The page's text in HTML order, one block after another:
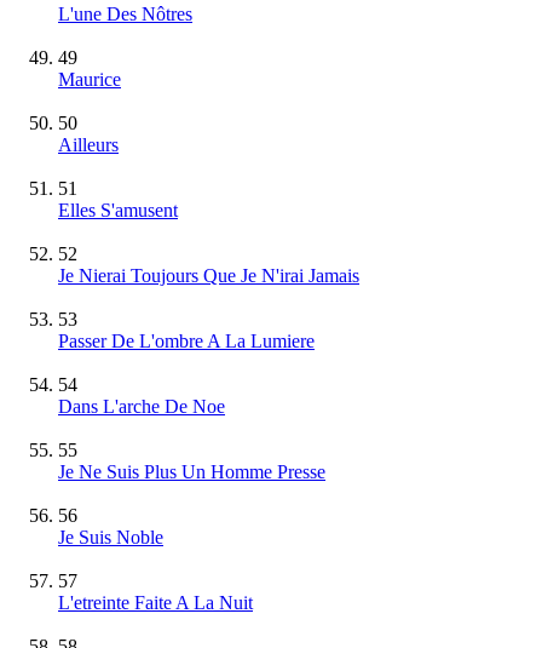
L'une Des Nôtres
49
Maurice
50
Ailleurs
51
Elles S'amusent
52
Je Nierai Toujours Que Je N'irai Jamais
53
Passer De L'ombre A La Lumiere
54
Dans L'arche De Noe
55
Je Ne Suis Plus Un Homme Presse
56
Je Suis Noble
57
L'etreinte Faite A La Nuit